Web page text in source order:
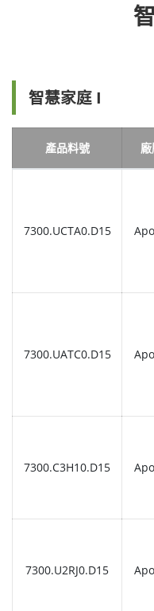
智慧家庭 I
產品料號
7300.UCTA0.D15
7300.UATC0.D15
7300.C3H10.D15
7300.U2RJ0.D15